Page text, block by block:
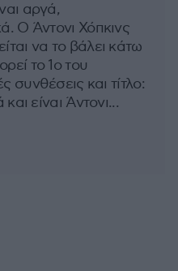
αργά,
Ο Άντονι Χόπκινς
να το βάλει κάτω
το 1ο του
συνθέσεις και τίτλο:
είναι Άντονι...